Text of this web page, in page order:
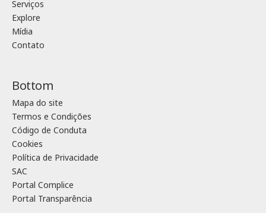
Serviços
Explore
Mídia
Contato
Bottom
Mapa do site
Termos e Condições
Código de Conduta
Cookies
Política de Privacidade
SAC
Portal Complice
Portal Transparência